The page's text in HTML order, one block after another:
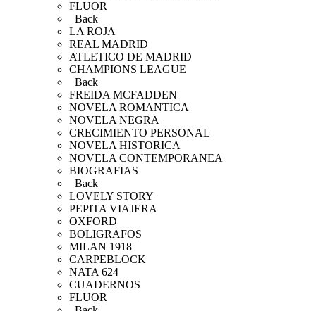
FLUOR
Back
LA ROJA
REAL MADRID
ATLETICO DE MADRID
CHAMPIONS LEAGUE
Back
FREIDA MCFADDEN
NOVELA ROMANTICA
NOVELA NEGRA
CRECIMIENTO PERSONAL
NOVELA HISTORICA
NOVELA CONTEMPORANEA
BIOGRAFIAS
Back
LOVELY STORY
PEPITA VIAJERA
OXFORD
BOLIGRAFOS
MILAN 1918
CARPEBLOCK
NATA 624
CUADERNOS
FLUOR